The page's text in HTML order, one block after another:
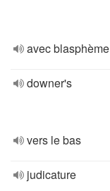
avec blasphème
downer's
vers le bas
judicature